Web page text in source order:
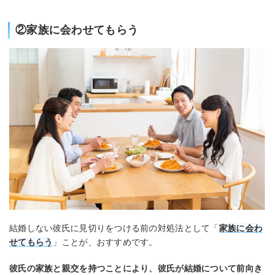
②家族に会わせてもらう
結婚しない彼氏に見切りをつける前の対処法として「家族に会わ
せてもらう 」ことが、おすすめです。
彼氏の家族と親交を持つことにより、彼氏が結婚について前向き